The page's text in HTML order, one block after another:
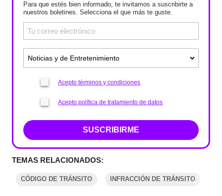
Para que estés bien informado, te invitamos a suscribirte a
nuestros boletines. Selecciona el que más te guste.
Acepto términos y condiciones
Acepto política de tratamiento de datos
SUSCRIBIRME
TEMAS RELACIONADOS:
CÓDIGO DE TRÁNSITO INFRACCIÓN DE TRÁNSITO